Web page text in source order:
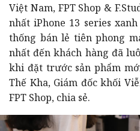
Việt Nam, FPT Shop &
nhất iPhone 13 series
thống bán lẻ tiên phong
nhất đến khách hàng đã
khi đặt trước sản phẩm
Thế Kha, Giám đốc khối
FPT Shop, chia sẻ.